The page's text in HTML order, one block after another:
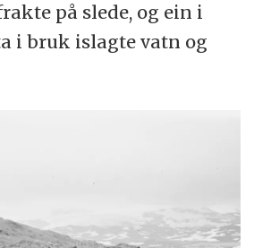
på slede, og ein i
i bruk islagte vatn og